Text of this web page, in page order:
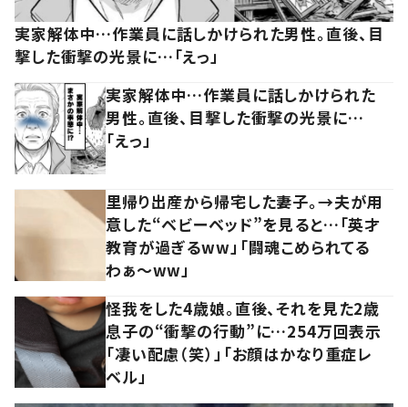
実家解体中…作業員に話しかけられた男性。直後、目
撃した衝撃の光景に…「えっ」
実家解体中…作業員に話しかけられた
男性。直後、目撃した衝撃の光景に…
「えっ」
里帰り出産から帰宅した妻子。→夫が用
意した“ベビーベッド”を見ると…「英才
教育が過ぎるww」「闘魂こめられてる
わぁ～ww」
怪我をした4歳娘。直後、それを見た2歳
息子の“衝撃の行動”に…254万回表示
「凄い配慮（笑）」「お顔はかなり重症レ
ベル」